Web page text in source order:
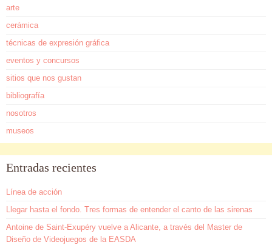
arte
cerámica
técnicas de expresión gráfica
eventos y concursos
sitios que nos gustan
bibliografía
nosotros
museos
Entradas recientes
Línea de acción
Llegar hasta el fondo. Tres formas de entender el canto de las sirenas
Antoine de Saint-Exupéry vuelve a Alicante, a través del Master de
Diseño de Videojuegos de la EASDA